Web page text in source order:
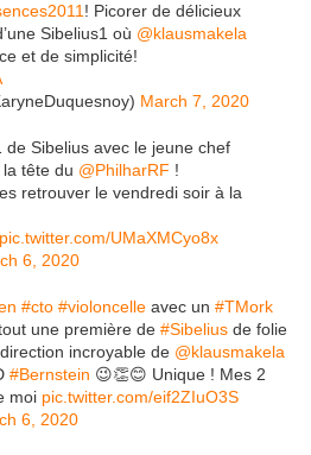
! Picorer de délicieux
Sibelius1 où @klausmakela
et de simplicité!
March 7, 2020
de Sibelius avec le jeune chef
la tête du @PhilharRF !
retrouver le vendredi soir à la
pic.twitter.com/UMaXMCyo8x
6, 2020
#cto #violoncelle avec un #TMork
une première de #Sibelius de folie
incroyable de @klausmakela
#Bernstein 😉👏😊 Unique ! Mes 2
moi pic.twitter.com/eif2ZIuO3S
6, 2020